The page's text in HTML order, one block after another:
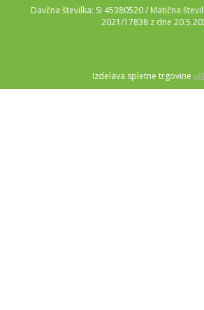
Davčna številka: SI 45380520 / Matična
2021/17838 z dne
Izdelava spletne trgovine